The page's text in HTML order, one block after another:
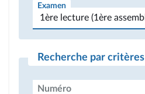
Examen
Recherche par critères
Numéro